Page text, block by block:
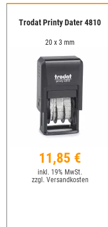
Trodat Printy Dater 4810
20 x 3 mm
11,85 €
inkl. 19% MwSt.
zzgl. Versandkosten